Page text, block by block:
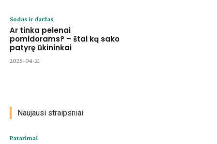
Sodas ir daržas
Ar tinka pelenai
pomidorams? – štai ką sako
patyrę ūkininkai
2025-04-21
Naujausi straipsniai
Patarimai